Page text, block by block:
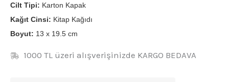
Cilt Tipi: Karton Kapak
Kağıt Cinsi: Kitap Kağıdı
Boyut: 13 x 19.5 cm
1000 TL üzeri alışverişinizde KARGO BEDAVA